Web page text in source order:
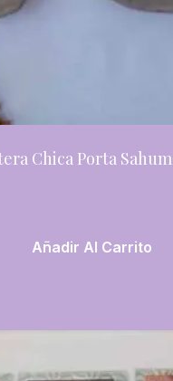
Chica Porta
Añadir Al Carrito